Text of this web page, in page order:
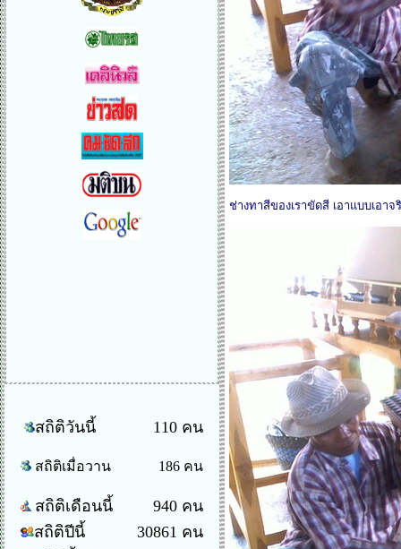
สถิติวันนี้ 110 คน
สถิติเมื่อวาน 186 คน
สถิติเดือนนี้
สถิติปีนี้
940 คน
30861 คน
ช่างทาสีของเราขัดสี เอาแบบเอาจ